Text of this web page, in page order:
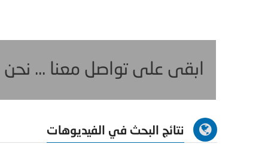
ابقى على تواصل معنا ...
نتائج البحث في الفيديوهات